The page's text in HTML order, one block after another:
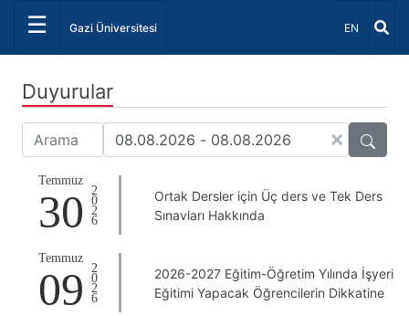
☰ Gazi Üniversitesi Dil Seçiniz
EN
Duyurular
×
Temmuz
30 2026
Ortak Dersler için Üç ders ve Tek Ders
Sınavları Hakkında
Temmuz
09 2026
2026-2027 Eğitim-Öğretim Yılında İşyeri
Eğitimi Yapacak Öğrencilerin Dikkatine